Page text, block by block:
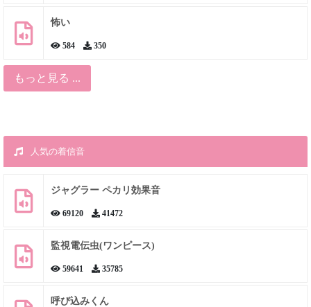
怖い
584 350
もっと見る ...
人気の着信音
ジャグラー ペカリ効果音
69120 41472
監視電伝虫(ワンピース)
59641 35785
呼び込みくん